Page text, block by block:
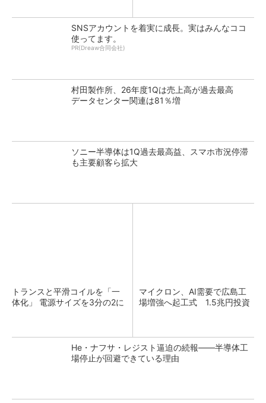
SNSアカウントを着実に成長。実はみんなココ
使ってます。
PR(Dreaw合同会社)
村田製作所、26年度1Qは売上高が過去最高
データセンター関連は81％増
ソニー半導体は1Q過去最高益、スマホ市況停滞
も主要顧客ら拡大
トランスと平滑コイルを「一
体化」 電源サイズを3分の2に
マイクロン、AI需要で広島工
場増強へ起工式 1.5兆円投資
He・ナフサ・レジスト逼迫の続報――半導体工
場停止が回避できている理由